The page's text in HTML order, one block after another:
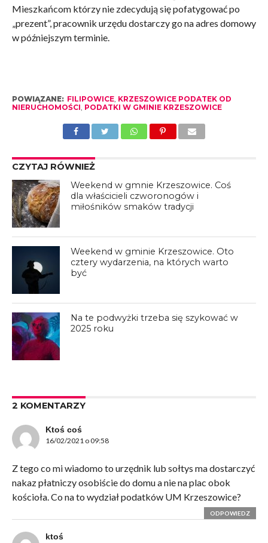
Mieszkańcom którzy nie zdecydują się pofatygować po
„prezent”, pracownik urzędu dostarczy go na adres domowy
w późniejszym terminie.
POWIĄZANE: FILIPOWICE, KRZESZOWICE PODATEK OD
NIERUCHOMOŚCI PODATKI W GMINIE KRZESZOWICE
CZYTAJ RÓWNIEŻ
Weekend w gmnie Krzeszowice. Coś
dla właścicieli czworonogów i
miłośników smaków tradycji
Weekend w gminie Krzeszowice. Oto
cztery wydarzenia, na których warto
być
Na te podwyżki trzeba się szykować w
2025 roku
2 KOMENTARZY
Ktoś coś
16/02/2021 o 09:58
Z tego co mi wiadomo to urzędnik lub sołtys ma dostarczyć
nakaz płatniczy osobiście do domu a nie na plac obok
kościoła. Co na to wydział podatków UM Krzeszowice?
ODPOWIEDZ
ktoś